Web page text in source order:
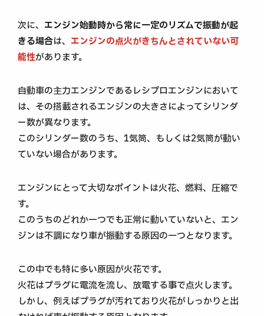
次に、 エンジン始動時から常に一定のリズムで振動が起
きる場合は、 エンジンの点火がきちんとされていない可
能性があります。
自動車の主力エンジンであるレシプロエンジンにおいて
は、その搭載されるエンジンの大きさによってシリンダ
ー数が異なります。
このシリンダー数のうち、1気筒、もしくは2気筒が動い
ていない場合があります。
エンジンにとって大切なポイントは火花、燃料、圧縮で
す。
このうちのどれか一つでも正常に動いていないと、エン
ジンは不調になり車が振動する原因の一つとなります。
この中でも特に多い原因が火花です。
火花はプラグに電流を流し、放電する事で点火します。
しかし、例えばプラグが汚れており火花がしっかりと出